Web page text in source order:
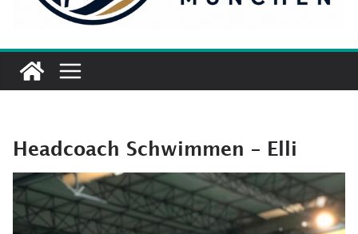
Headcoach Schwimmen – Elli